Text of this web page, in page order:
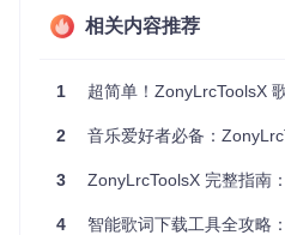
多平台聚合：一站式获
传统歌词工具往往局限于单一平
ZonyLrcToolsX
整合四大
由配置优先级：
相关内容推荐
1 超简单！ZonyLrcToolsX 歌词下载
2 音乐爱好者必备：
3 ZonyLrcToolsX 完整指南：快速免
4 智能歌词下载工具全攻略